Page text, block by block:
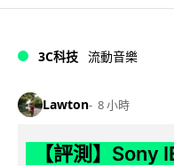
3C科技 流動音樂
Lawton 8 小時
【評測】Sony